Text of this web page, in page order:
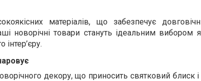
матеріалів, що забезпечує
новорічні товари стануть ідеальним вибором
інтер’єру.
декору, що приносить святковий блиск і